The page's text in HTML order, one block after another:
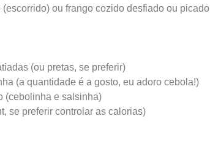
ou frango cozido desfiado ou picado
(ou pretas, se preferir)
(a quantidade é a gosto, eu adoro cebola!)
(cebolinha e salsinha)
se preferir controlar as calorias)